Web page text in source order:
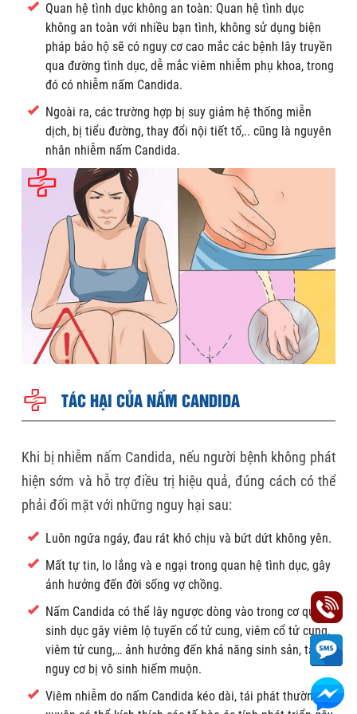
Quan hệ tình dục không an toàn: Quan hệ tình dục
không an toàn với nhiều bạn tình, không sử dụng biện
pháp bảo hộ sẽ có nguy cơ cao mắc các bệnh lây truyền
qua đường tình dục, dễ mắc viêm nhiễm phụ khoa, trong
đó có nhiễm nấm Candida.
Ngoài ra, các trường hợp bị suy giảm hệ thống miễn
dịch, bị tiểu đường, thay đổi nội tiết tố,.. cũng là nguyên
nhân nhiễm nấm Candida.
TÁC HẠI CỦA NẤM CANDIDA
Khi bị nhiễm nấm Candida, nếu người bệnh không phát
hiện sớm và hỗ trợ điều trị hiệu quả, đúng cách có thể
phải đối mặt với những nguy hại sau:
Luôn ngứa ngáy, đau rát khó chịu và bứt dứt không yên.
Mất tự tin, lo lắng và e ngại trong quan hệ tình dục, gây
ảnh hưởng đến đời sống vợ chồng.
Nấm Candida có thể lây ngược dòng vào trong cơ quan
sinh dục gây viêm lộ tuyến cổ tử cung, viêm cổ tử cung,
viêm tử cung,… ảnh hưởng đến khả năng sinh sản, tăng
nguy cơ bị vô sinh hiếm muộn.
Viêm nhiễm do nấm Candida kéo dài, tái phát thường